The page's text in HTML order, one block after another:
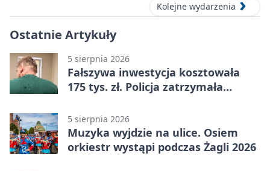
Kolejne wydarzenia
Ostatnie Artykuły
5 sierpnia 2026
Fałszywa inwestycja kosztowała
175 tys. zł. Policja zatrzymała
5 sierpnia 2026
Muzyka wyjdzie na ulice. Osiem
orkiestr wystąpi podczas Żagli 2026